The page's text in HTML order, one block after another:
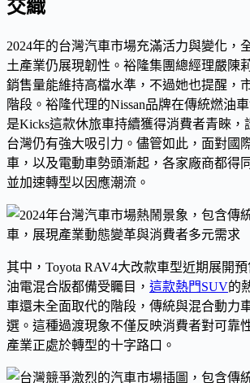
交織
2024年的台灣汽車市場充滿活力與變化，
土產業仍展現韌性。裕隆集團總經理嚴陳
銷售量能維持高檔水準，不過她也提醒，
階段。裕隆代理的Nissan品牌在傳統燃油
是Kicks這款休旅車持續獲得消費者青睞，
台灣仍有強大吸引力。儘管如此，面對國
車，以及電動車勢頭漸起，各家廠商都得
並加速轉型以因應潮流。
其中，Toyota RAV4大改款車型近期展開
油電混合版都備受矚目， 這款熱門SUV的
車還未全面取代的階段，傳統與混合動力
選。這種過渡現象不僅反映消費者對可靠
產業正處於轉型的十字路口。